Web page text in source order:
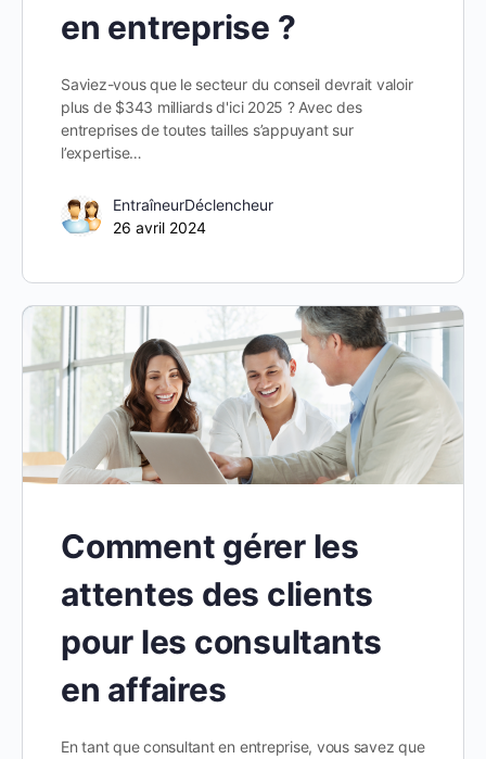
en entreprise ?
Saviez-vous que le secteur du conseil devrait valoir
plus de $343 milliards d'ici 2025 ? Avec des
entreprises de toutes tailles s’appuyant sur
l’expertise…
EntraîneurDéclencheur
26 avril 2024
Comment gérer les
attentes des clients
pour les consultants
en affaires
En tant que consultant en entreprise, vous savez que